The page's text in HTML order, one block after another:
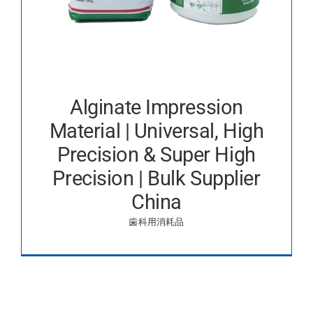
Alginate Impression
Material | Universal, High
Precision & Super High
Precision | Bulk Supplier
China
歯科用消耗品